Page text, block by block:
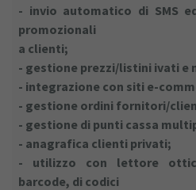
- invio automatico di SMS
promozionali
a clienti;
- gestione prezzi/listini ivati e
- integrazione con siti e-
- gestione ordini fornitori/
- gestione di punti cassa
- anagrafica clienti privati;
- utilizzo con lettore
barcode, di codici